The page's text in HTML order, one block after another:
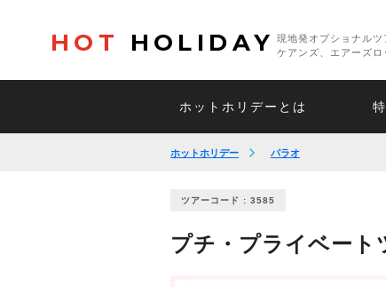
HOT HOLIDAY
現地発オプショナル
ケアンズ、エアーズロ
ホットホリデーとは
ホットホリデー パラオ
ツアーコード : 3585
プチ・プライベー